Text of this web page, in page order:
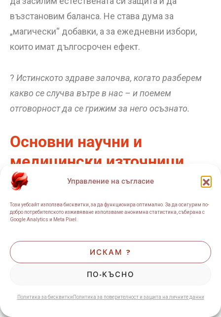
Управление на съгласие
Този уебсайт използва бисквитки, за да функционира оптимално. За да осигурим по-
добро потребителското изживяване използваме анонимна статистика, събирана с
Google Analytics и Meta Pixel.
ИСКАМ ?
ПО-КЪСНО
Политика за бисквитки Политика за поверителност и защита на личните данни
възстановим баланса. Не става дума за
„магически“ добавки, а за ежедневни избори,
които имат дългосрочен ефект.
? Истинското здраве започва, когато разберем
какво се случва вътре в нас – и поемем
отговорност да се грижим за него осъзнато.
Основни научни и
медицински източници
връзката между начина на живот,
оксидативния стрес и ролята на
антиоксидантите.
Lifestyle, Oxidative Stress, and Antioxidants:
Back and Forth in the Pathophysiology of